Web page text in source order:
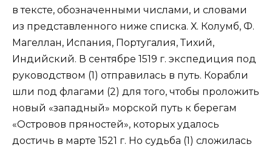
в тексте, обозначенными числами, и словами
из представленного ниже списка. Х. Колумб, Ф.
Магеллан, Испания, Португалия, Тихий,
Индийский. В сентябре 1519 г. экспедиция под
руководством (1) отправилась в путь. Корабли
шли под флагами (2) для того, чтобы проложить
новый «западный» морской путь к берегам
«Островов пряностей», которых удалось
достичь в марте 1521 г. Но судьба (1) сложилась